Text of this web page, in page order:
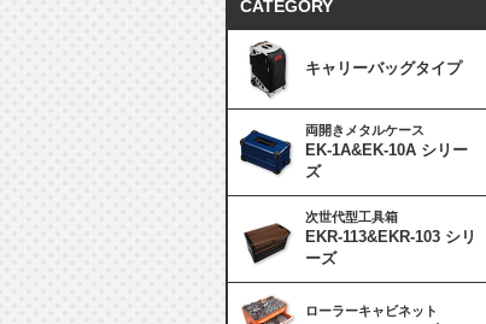
CATEGORY
キャリーバッグタイプ
両開きメタルケース
EK-1A&EK-10A シリー
ズ
次世代型工具箱
EKR-113&EKR-103 シリ
ーズ
ローラーキャビネット